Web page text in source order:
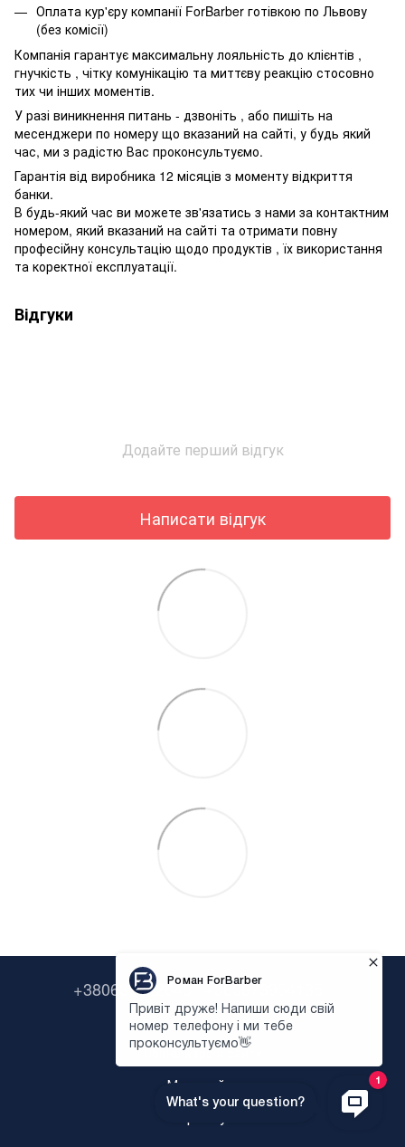
Оплата кур'єру компанії ForBarber готівкою по Львову
(без комісії)
Компанія гарантує максимальну лояльність до клієнтів ,
гнучкість , чітку комунікацію та миттєву реакцію стосовно
тих чи інших моментів.
У разі виникнення питань - дзвоніть , або пишіть на
месенджери по номеру що вказаний на сайті, у будь який
час, ми з радістю Вас проконсультуємо.
Гарантія від виробника 12 місяців з моменту відкриття
банки.
В будь-який час ви можете зв'язатись з нами за контактним
номером, який вказаний на сайті та отримати повну
професійну консультацію щодо продуктів , їх використання
та коректної експлуатації.
Відгуки
Додайте перший відгук
Написати відгук
+380638322646 +380673954135
Контактна інформація
Повна версія сайту
Мапа сайту